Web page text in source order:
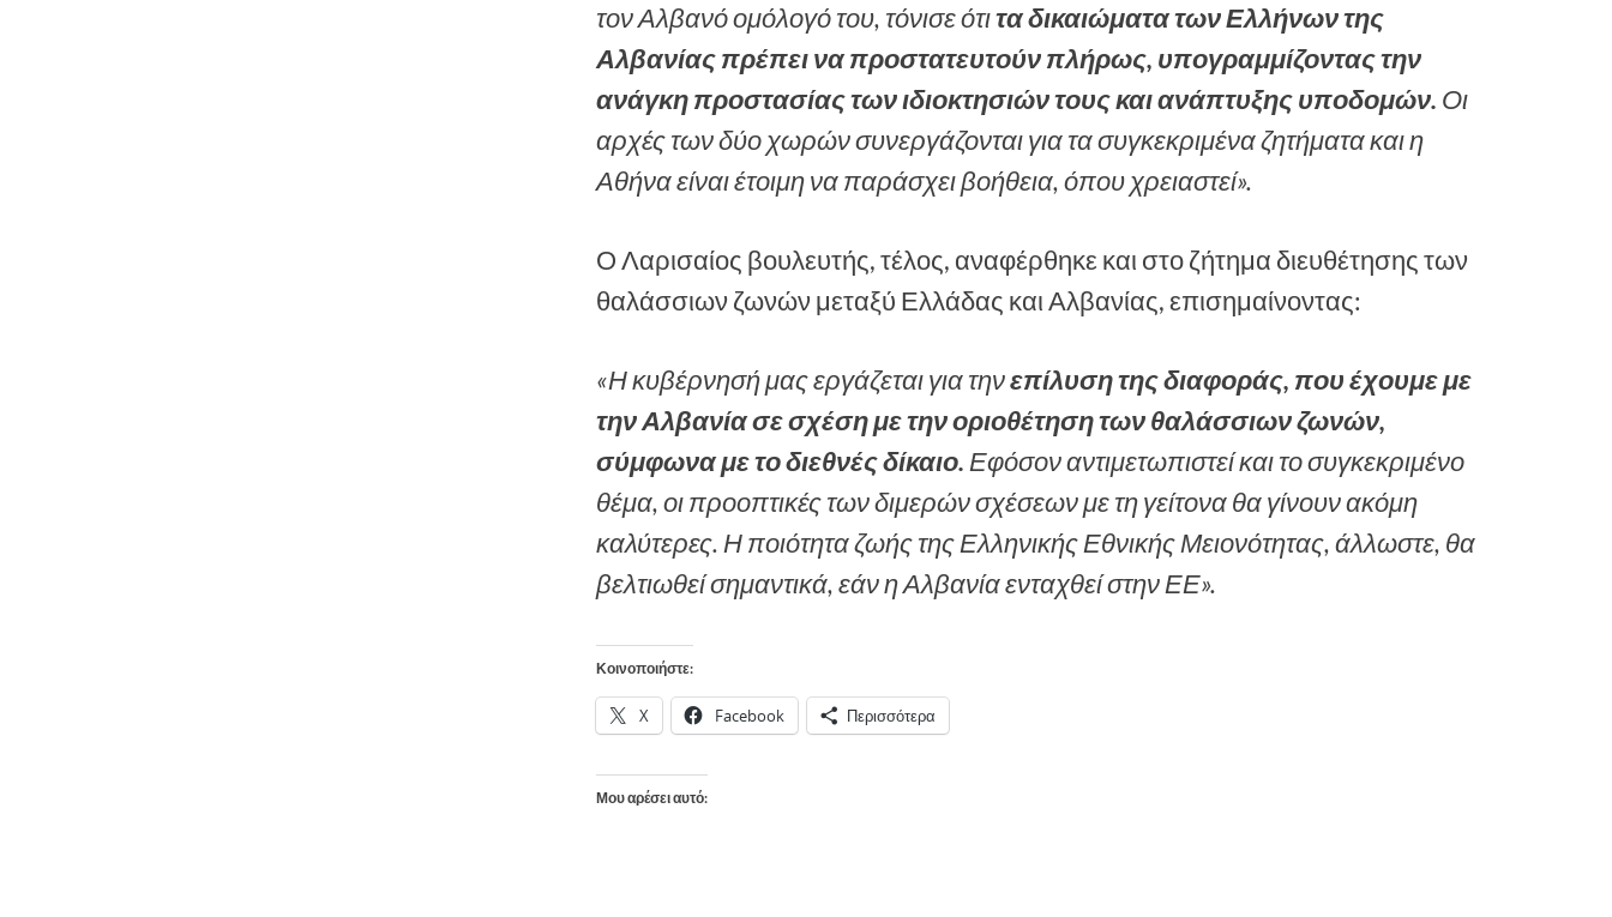
τον Αλβανό ομόλογό του, τόνισε ότιτα δικαιώματα των Ελλήνων της
Αλβανίας πρέπει να προστατευτούν πλήρως, υπογραμμίζοντας την
ανάγκη προστασίας των ιδιοκτησιών τους και ανάπτυξης υποδομών. Οι
αρχές των δύο χωρών συνεργάζονται για τα συγκεκριμένα ζητήματα και η
Αθήνα είναι έτοιμη να παράσχει βοήθεια, όπου χρειαστεί».
Ο Λαρισαίος βουλευτής, τέλος, αναφέρθηκε και στο ζήτημα διευθέτησης των
θαλάσσιων ζωνών μεταξύ Ελλάδας και Αλβανίας, επισημαίνοντας:
«Η κυβέρνησή μας εργάζεται για τηνεπίλυση της διαφοράς, που έχουμε με
την Αλβανία σε σχέση με την οριοθέτηση των θαλάσσιων ζωνών,
σύμφωνα με το διεθνές δίκαιο.Εφόσον αντιμετωπιστεί και το συγκεκριμένο
θέμα, οι προοπτικές των διμερών σχέσεων με τη γείτονα θα γίνουν ακόμη
καλύτερες. Η ποιότητα ζωής της Ελληνικής Εθνικής Μειονότητας, άλλωστε, θα
βελτιωθεί σημαντικά, εάν η Αλβανία ενταχθεί στην ΕΕ».
Κοινοποιήστε:
X Facebook Περισσότερα
Μου αρέσει αυτό: